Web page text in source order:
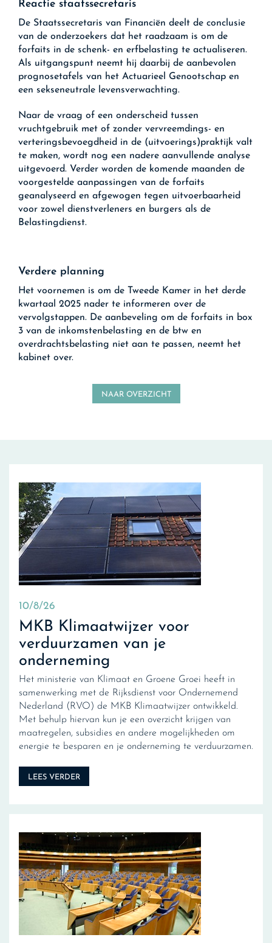
Reactie staatssecretaris
De Staatssecretaris van Financiën deelt de conclusie
van de onderzoekers dat het raadzaam is om de
forfaits in de schenk- en erfbelasting te actualiseren.
Als uitgangspunt neemt hij daarbij de aanbevolen
prognosetafels van het Actuarieel Genootschap en
een sekseneutrale levensverwachting.
Naar de vraag of een onderscheid tussen
vruchtgebruik met of zonder vervreemdings- en
verteringsbevoegdheid in de (uitvoerings)praktijk valt
te maken, wordt nog een nadere aanvullende analyse
uitgevoerd. Verder worden de komende maanden de
voorgestelde aanpassingen van de forfaits
geanalyseerd en afgewogen tegen uitvoerbaarheid
voor zowel dienstverleners en burgers als de
Belastingdienst.
Verdere planning
Het voornemen is om de Tweede Kamer in het derde
kwartaal 2025 nader te informeren over de
vervolgstappen. De aanbeveling om de forfaits in box
3 van de inkomstenbelasting en de btw en
overdrachtsbelasting niet aan te passen, neemt het
kabinet over.
NAAR OVERZICHT
10/8/26
MKB Klimaatwijzer voor
verduurzamen van je
onderneming
Het ministerie van Klimaat en Groene Groei heeft in
samenwerking met de Rijksdienst voor Ondernemend
Nederland (RVO) de MKB Klimaatwijzer ontwikkeld.
Met behulp hiervan kun je een overzicht krijgen van
maatregelen, subsidies en andere mogelijkheden om
energie te besparen en je onderneming te verduurzamen.
LEES VERDER